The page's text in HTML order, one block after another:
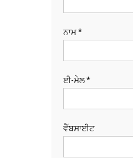
ਨਾਮ*
ਈ-ਮੇਲ*
ਵੈੱਬਸਾਈਟ